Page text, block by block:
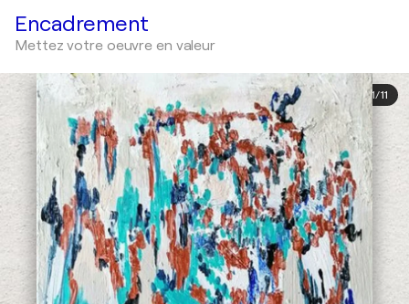
Encadrement
Mettez votre oeuvre en valeur
1/11